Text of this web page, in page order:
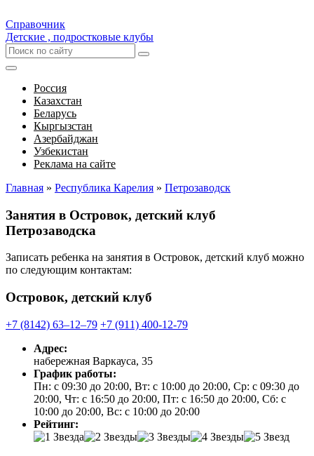
Справочник
Детские , подростковые клубы
Россия
Казахстан
Беларусь
Кыргызстан
Азербайджан
Узбекистан
Реклама на сайте
Главная » Республика Карелия » Петрозаводск
Занятия в Островок, детский клуб
Петрозаводска
Записать ребенка на занятия в Островок, детский клуб можно
по следующим контактам:
Островок, детский клуб
+7 (8142) 63‒12‒79 +7 (911) 400-12-79
Адрес:
набережная Варкауса, 35
График работы:
Пн: с 09:30 до 20:00, Вт: с 10:00 до 20:00, Ср: с 09:30 до
20:00, Чт: с 16:50 до 20:00, Пт: с 16:50 до 20:00, Сб: с
10:00 до 20:00, Вс: с 10:00 до 20:00
Рейтинг: